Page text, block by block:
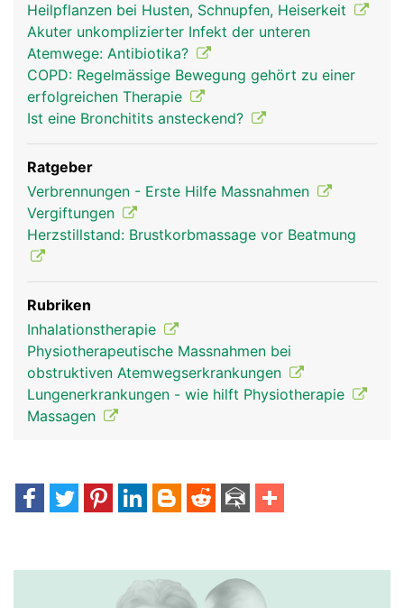
Atemwege Frau
Kopf Links
Heilpflanzen bei Husten, Schnupfen, Heiserkeit
Akuter unkomplizierter Infekt der unteren
Atemwege: Antibiotika?
COPD: Regelmässige Bewegung gehört zu einer
erfolgreichen Therapie
Ist eine Bronchitits ansteckend?
Ratgeber
Verbrennungen - Erste Hilfe Massnahmen
Vergiftungen
Herzstillstand: Brustkorbmassage vor Beatmung
Rubriken
Inhalationstherapie
Physiotherapeutische Massnahmen bei
obstruktiven Atemwegserkrankungen
Lungenerkrankungen - wie hilft Physiotherapie
Massagen